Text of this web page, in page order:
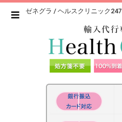
ゼネグラ / ヘルスクリニック247